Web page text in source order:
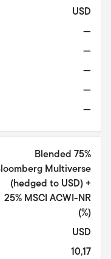
USD
—
—
—
—
—
Blended 75%
Multiverse
(hedged to USD) +
25% MSCI ACWI-NR
(%)
USD
10,17